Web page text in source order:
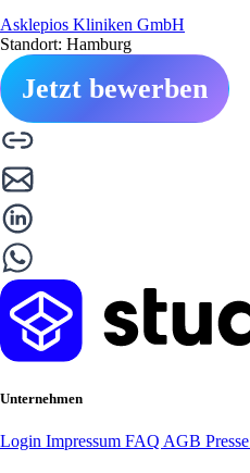
Asklepios Kliniken GmbH
Standort: Hamburg
Jetzt bewerben
Unternehmen
Login Impressum FAQ AGB Presse